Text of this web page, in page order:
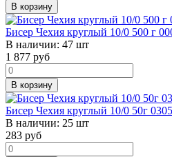
В корзину
Бисер Чехия круглый 10/0 500 г
В наличии: 47 шт
1 877 руб
В корзину
Бисер Чехия круглый 10/0 50г
В наличии: 25 шт
283 руб